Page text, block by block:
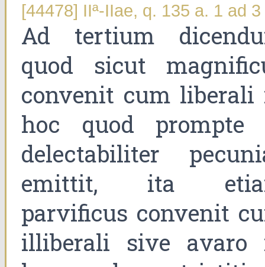
[44478] IIª-IIae, q. 135 a. 1 ad 3
Ad tertium
quod sicut
convenit cum liberali
hoc quod prompte
delectabiliter
emittit, ita
parvificus convenit
illiberali sive avaro